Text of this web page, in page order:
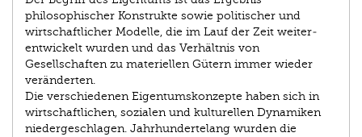
philosophischer Konstrukte sowie politischer und
wirtschaftlicher Modelle, die im Lauf der Zeit weiter­
entwickelt wurden und das Verhältnis von
Gesellschaften zu materiellen Gütern immer wieder
veränderten.
Die verschiedenen Eigentumskonzepte haben sich in
wirtschaftlichen, sozialen und kulturellen Dynamiken
niedergeschlagen. Jahr­hundertelang wurden die